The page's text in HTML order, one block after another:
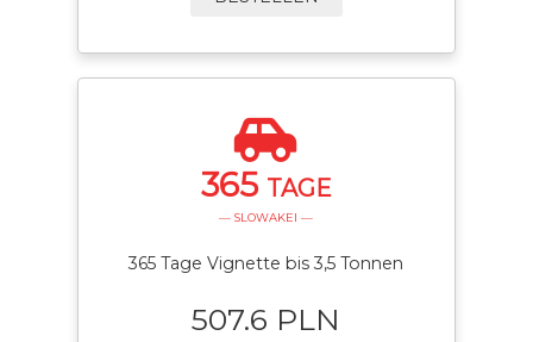
365 TAGE
— SLOWAKEI —
365 Tage Vignette bis 3,5 Tonnen
507.6 PLN